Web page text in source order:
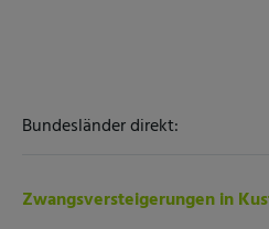
Bundesländer direkt:
Zwangsversteigerungen in